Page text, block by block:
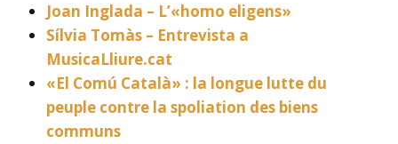
Joan Inglada – L’«homo eligens»
Sílvia Tomàs – Entrevista a
MusicaLliure.cat
«El Comú Català» : la longue lutte du
peuple contre la spoliation des biens
communs